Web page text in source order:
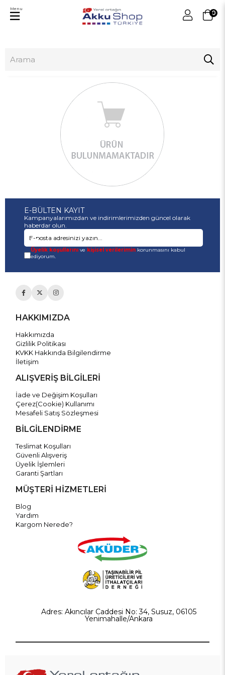
0
Menu
E-BÜLTEN KAYIT
Kampanyalarımızdan ve indirimlerimizden güncel olarak
haberdar olun.
Üyelik koşullarınıve kişisel verileriminkorunmasını kabul
ediyorum.
HAKKIMIZDA
Hakkımızda
Gizlilik Politikası
KVKK Hakkında Bilgilendirme
İletişim
ALIŞVERİŞ BİLGİLERİ
İade ve Değişim Koşulları
Çerez(Cookie) Kullanımı
Mesafeli Satış Sözleşmesi
BİLGİLENDİRME
Teslimat Koşulları
Güvenli Alışveriş
Üyelik İşlemleri
Garanti Şartları
MÜŞTERİ HİZMETLERİ
Blog
Yardım
Kargom Nerede?
Adres: Akıncılar Caddesi No: 34, Susuz, 06105
Yenimahalle/Ankara